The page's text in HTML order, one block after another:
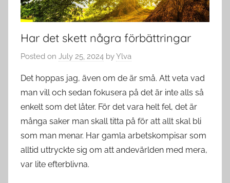
Har det skett några förbättringar
Posted on July 25, 2024 byYlva
Det hoppas jag, även om de är små. Att veta vad
man vill och sedan fokusera på det är inte alls så
enkelt som det låter. För det vara helt fel, det är
många saker man skall titta på för att allt skal bli
som man menar. Har gamla arbetskompisar som
alltid uttryckte sig om att andevärlden med mera,
var lite efterblivna.